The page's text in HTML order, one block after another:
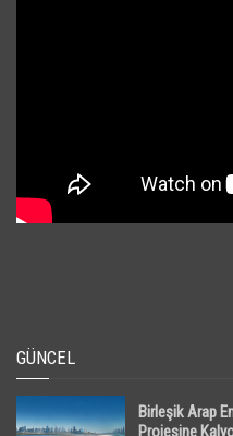
GÜNCEL
Birleşik Arap